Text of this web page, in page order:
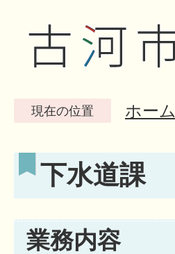
現在の位置 ホーム
下水道課
業務内容